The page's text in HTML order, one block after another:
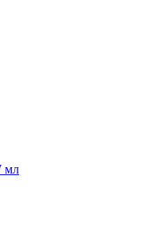
мл